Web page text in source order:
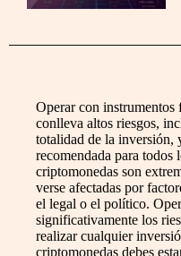
Operar con instrumentos
conlleva altos riesgos,
totalidad de la inversión,
recomendada para todos
criptomonedas son
verse afectadas por
el legal o el político.
significativamente los
realizar cualquier
criptomonedas debes